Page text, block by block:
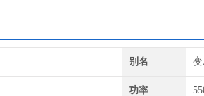
别名
功率